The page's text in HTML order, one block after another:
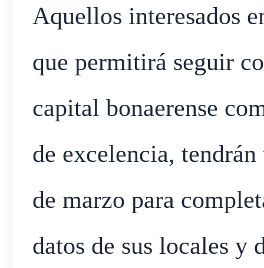
Aquellos interesados
que permitirá seguir
capital bonaerense
de excelencia,
de marzo para
datos de sus locales y